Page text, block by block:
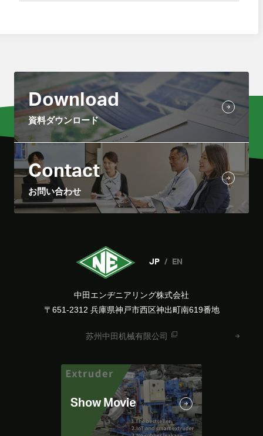
Download
資料ダウンロード
Contact
お問い合わせ
JP EN
中田エンヂニアリング株式会社
〒651-2312 兵庫県神戸市西区神出町南619番地
苏州中田机械有限公司